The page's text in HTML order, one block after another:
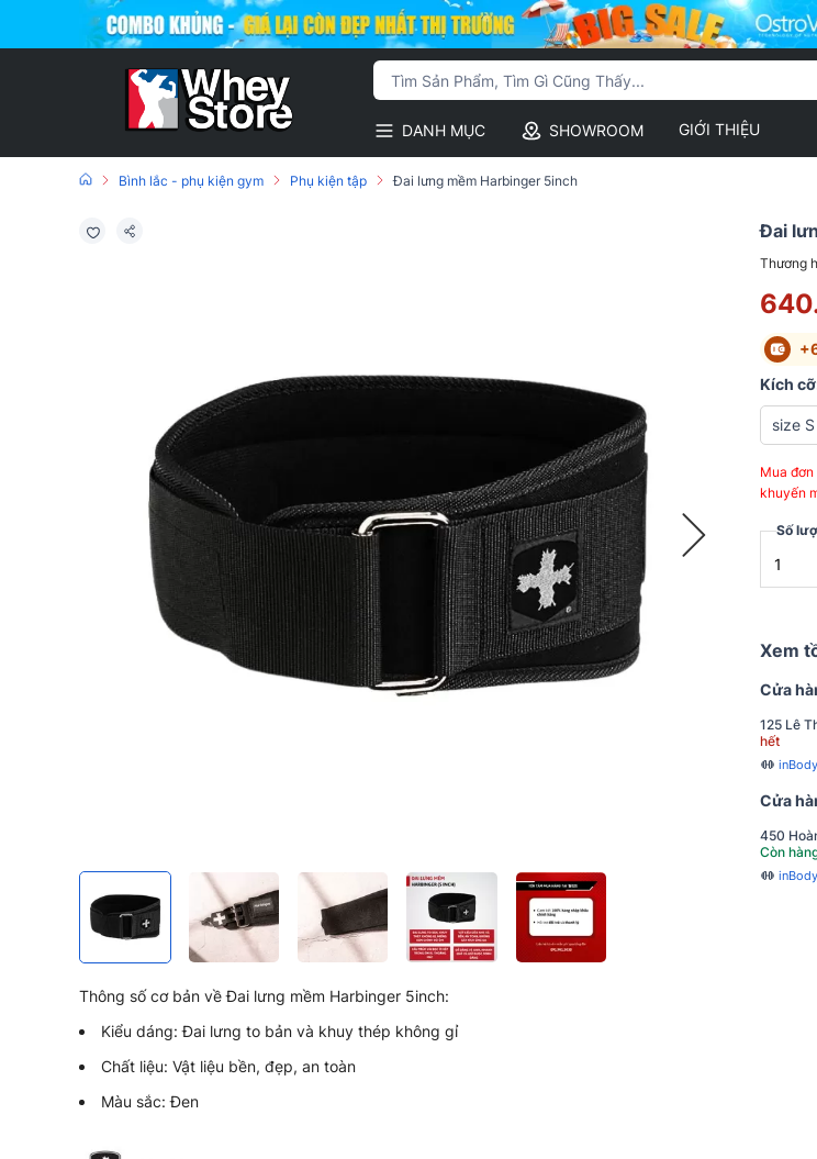
DANH MỤC SHOWROOM GIỚI THIỆU
Bình lắc - phụ kiện gym Phụ kiện tập Đai lưng mềm Harbinger 5inch
Thông số cơ bản về Đai lưng mềm Harbinger 5inch:
Kiểu dáng: Đai lưng to bản và khuy thép không gỉ
Chất liệu: Vật liệu bền, đẹp, an toàn
Màu sắc: Đen
Đai
Thương
Kích
size S
Mua
khuyến
Số
Xem
Cửa
125 Lê
hết
inBody
Cửa
450
Còn
inBody